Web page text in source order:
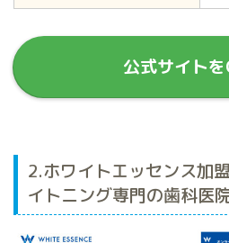
公式サイト
2.ホワイトエッセンス加
イトニング専門の歯科医